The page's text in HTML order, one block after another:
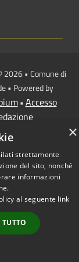
2026 • Comune di
• Powered by
• Accesso
×
strettamente
del sito, nonché
informazioni
al seguente link